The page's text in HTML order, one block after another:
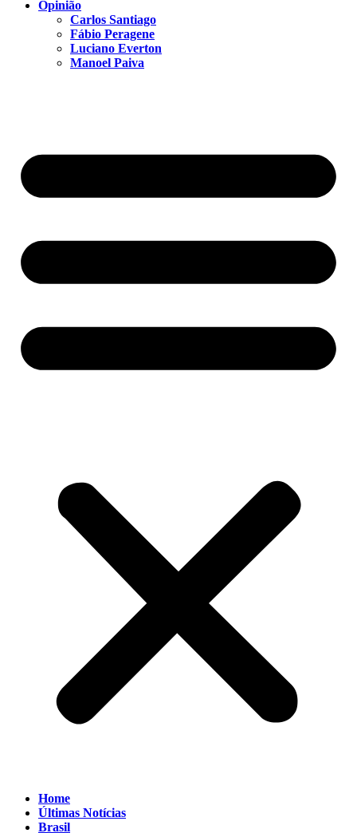
Opinião
Carlos Santiago
Fábio Peragene
Luciano Everton
Manoel Paiva
Home
Últimas Notícias
Brasil